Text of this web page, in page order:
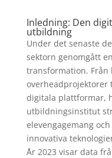
Inledning: Den
utbildning
Under det senaste
sektorn genomgått
transformation. Från
digitala plattformar,
utbildningsinstitut
elevengagemang
innovativa
År 2023 visar data